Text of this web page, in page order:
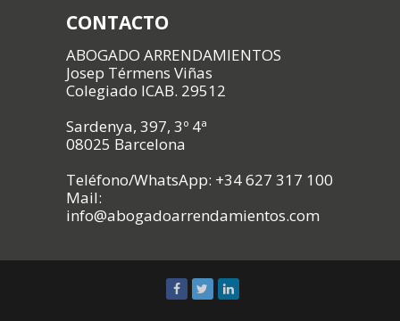
CONTACTO
ABOGADO ARRENDAMIENTOS
Josep Térmens Viñas
Colegiado ICAB. 29512
Sardenya, 397, 3º 4ª
08025 Barcelona
Teléfono/WhatsApp: +34 627 317 100
Mail:
info@abogadoarrendamientos.com